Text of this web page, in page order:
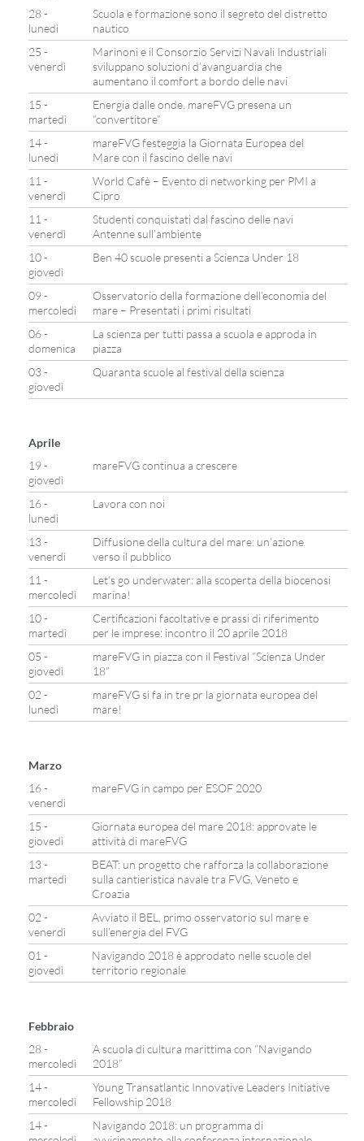
28 -
lunedì
Scuola e formazione sono il segreto del distretto
nautico
25 -
venerdì
Marinoni e il Consorzio Servizi Navali Industriali
sviluppano soluzioni d’avanguardia che
aumentano il comfort a bordo delle navi
15 -
martedì
Energia dalle onde. mareFVG presena un
“convertitore”
14 -
lunedì
mareFVG festeggia la Giornata Europea del
Mare con il fascino delle navi
11 -
venerdì
World Cafè – Evento di networking per PMI a
Cipro
11 -
venerdì
Studenti conquistati dal fascino delle navi
Antenne sull’ambiente
10 -
giovedì
Ben 40 scuole presenti a Scienza Under 18
09 -
mercoledì
Osservatorio della formazione dell’economia del
mare – Presentati i primi risultati
06 -
domenica
La scienza per tutti passa a scuola e approda in
piazza
03 -
giovedì
Quaranta scuole al festival della scienza
Aprile
19 -
giovedì
mareFVG continua a crescere
16 -
lunedì
Lavora con noi
13 -
venerdì
Diffusione della cultura del mare: un’azione
verso il pubblico
11 -
mercoledì
Let’s go underwater: alla scoperta della biocenosi
marina!
10 -
martedì
Certificazioni facoltative e prassi di riferimento
per le imprese: incontro il 20 aprile 2018
05 -
giovedì
mareFVG in piazza con il Festival “Scienza Under
18”
02 -
lunedì
mareFVG si fa in tre pr la giornata europea del
mare!
Marzo
16 -
venerdì
mareFVG in campo per ESOF 2020
15 -
giovedì
Giornata europea del mare 2018: approvate le
attività di mareFVG
13 -
martedì
BEAT: un progetto che rafforza la collaborazione
sulla cantieristica navale tra FVG, Veneto e
Croazia
02 -
venerdì
Avviato il BEL, primo osservatorio sul mare e
sull’energia del FVG
01 -
giovedì
Navigando 2018 è approdato nelle scuole del
territorio regionale
Febbraio
28 -
mercoledì
A scuola di cultura marittima con “Navigando
2018”
14 -
mercoledì
Young Transatlantic Innovative Leaders Initiative
Fellowship 2018
14 -
Navigando 2018: un programma di